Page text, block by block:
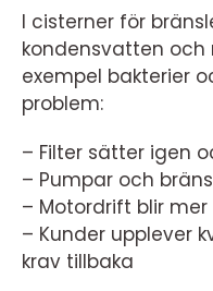
I cisterner för
kondensvatten och
exempel bakterier
problem:
– Filter sätter igen
– Pumpar och
– Motordrift blir
– Kunder upplever
krav tillbaka